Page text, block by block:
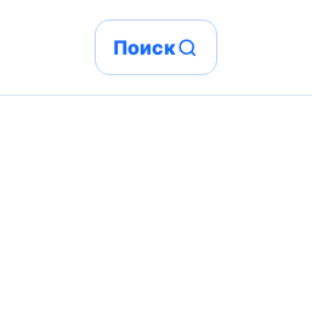
Поиск